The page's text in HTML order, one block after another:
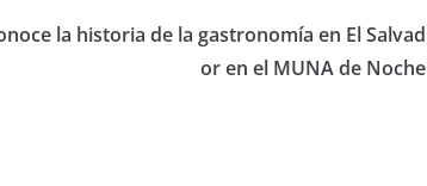
la historia de la gastronomía en El Salvad
or en el MUNA de Noche